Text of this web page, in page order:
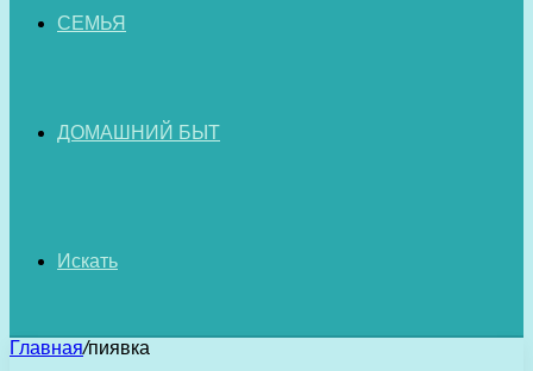
СЕМЬЯ
ДОМАШНИЙ БЫТ
Искать
Главная/пиявка